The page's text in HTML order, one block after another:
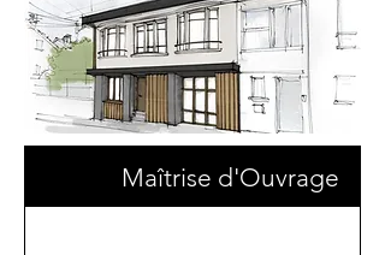
Maîtrise d'Ouvrage